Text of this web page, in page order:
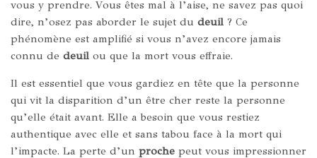
vous y prendre. Vous êtes mal à l’aise, ne savez pas quoi
dire, n’osez pas aborder le sujet du deuil ? Ce
phénomène est amplifié si vous n’avez encore jamais
connu de deuil ou que la mort vous effraie.
Il est essentiel que vous gardiez en tête que la personne
qui vit la disparition d’un être cher reste la personne
qu’elle était avant. Elle a besoin que vous restiez
authentique avec elle et sans tabou face à la mort qui
l’impacte. La perte d’un proche peut vous impressionner